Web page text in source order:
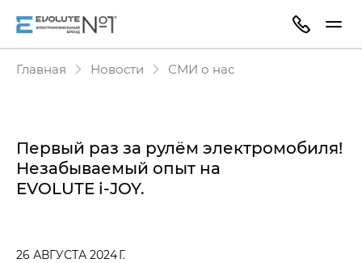
Главная Новости СМИ о нас
Первый раз за рулём электромобиля!
Незабываемый опыт на
EVOLUTE i‑JOY.
26 АВГУСТА 2024 Г.